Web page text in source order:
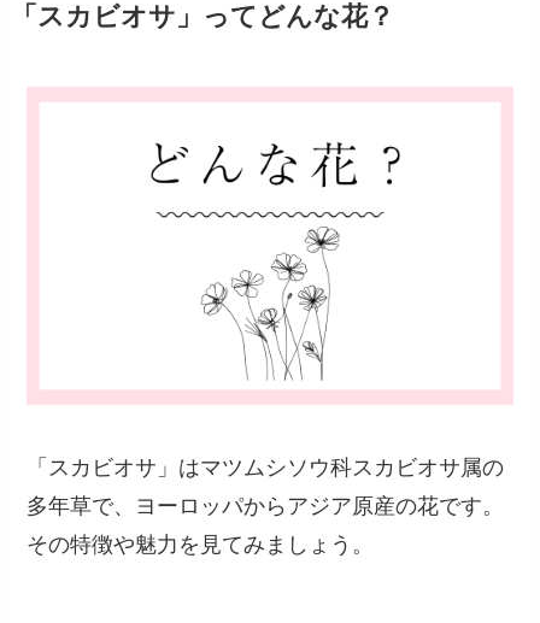
「スカビオサ」ってどんな花？
「スカビオサ」はマツムシソウ科スカビオサ属の
多年草で、ヨーロッパからアジア原産の花です。
その特徴や魅力を見てみましょう。